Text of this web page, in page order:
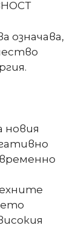
означава,
новия